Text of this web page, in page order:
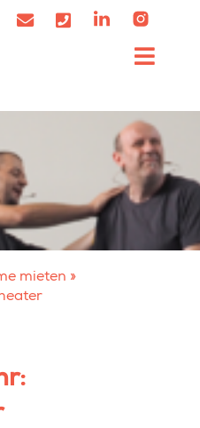
mieten »